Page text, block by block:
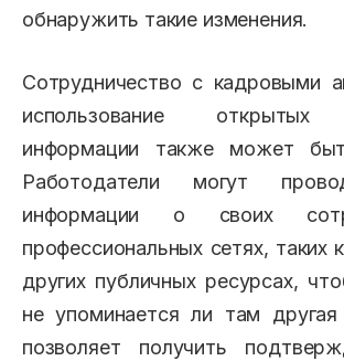
обнаружить такие изменения.
Сотрудничество с кадровыми
использование открытых
информации также может
Работодатели могут
информации о своих
профессиональных сетях, таких
других публичных ресурсах,
не упоминается ли там
позволяет получить